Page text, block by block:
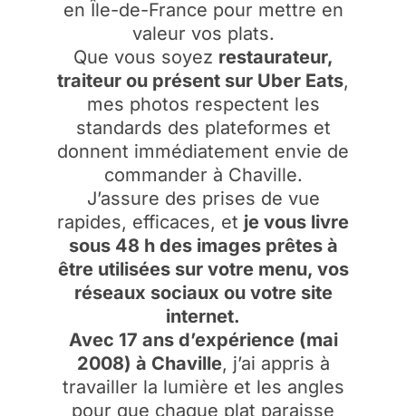
en Île-de-France pour mettre en
valeur vos plats.
Que vous soyez restaurateur,
traiteur ou présent sur Uber Eats,
mes photos respectent les
standards des plateformes et
donnent immédiatement envie de
commander à Chaville.
J’assure des prises de vue
rapides, efficaces, et je vous livre
sous 48 h des images prêtes à
être utilisées sur votre menu, vos
réseaux sociaux ou votre site
internet.
Avec 17 ans d’expérience (mai
2008) à Chaville, j’ai appris à
travailler la lumière et les angles
pour que chaque plat paraisse